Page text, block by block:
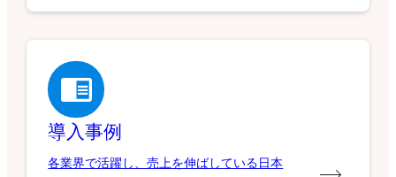
導入事例
各業界で活躍し、売上を伸ばしている日本